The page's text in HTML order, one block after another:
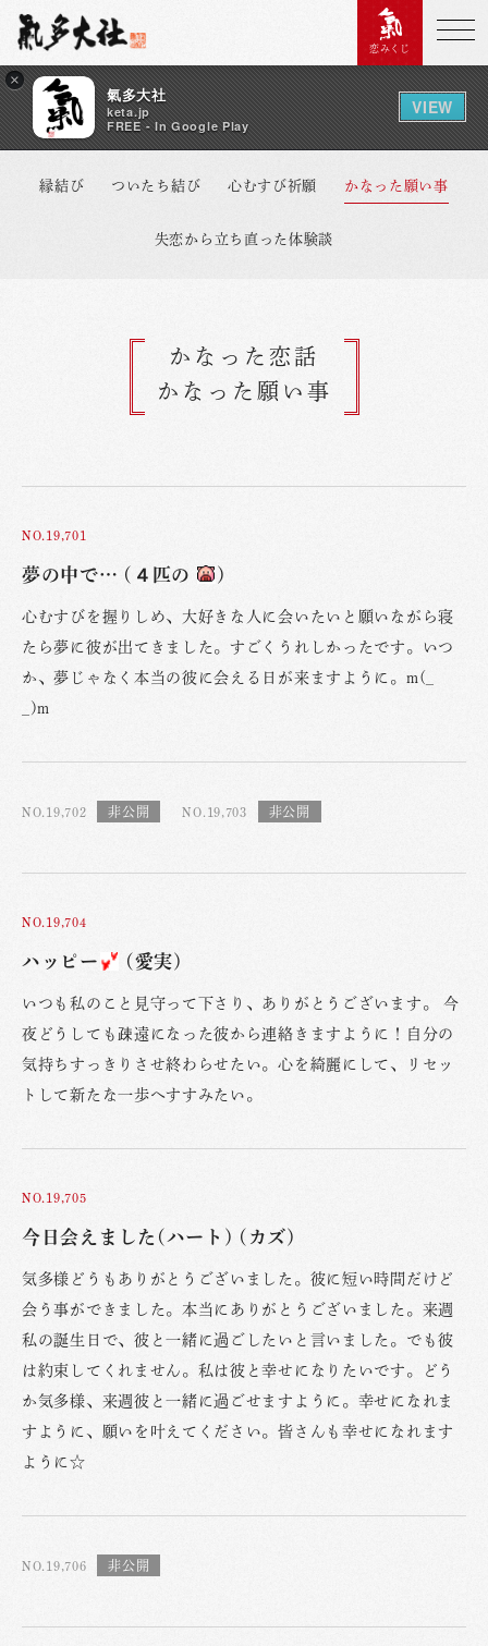
×
氣多大社
keta.jp
FREE - In Google Play
VIEW
恋みくじ
縁結び ついたち結び 心むすび祈願 かなった願い事
失恋から立ち直った体験談
かなった恋話
かなった願い事
NO.19,701
夢の中で… (４匹の )
心むすびを握りしめ、大好きな人に会いたいと願いながら寝
たら夢に彼が出てきました。すごくうれしかったです。いつ
か、夢じゃなく本当の彼に会える日が来ますように。m(_
_)m
NO.19,702 NO.19,703
NO.19,704
ハッピー (愛実)
いつも私のこと見守って下さり、ありがとうございます。 今
夜どうしても疎遠になった彼から連絡きますように！自分の
気持ちすっきりさせ終わらせたい。心を綺麗にして、リセッ
トして新たな一歩へすすみたい。
NO.19,705
今日会えました(ハート) (カズ)
気多様どうもありがとうございました。彼に短い時間だけど
会う事ができました。本当にありがとうございました。来週
私の誕生日で、彼と一緒に過ごしたいと言いました。でも彼
は約束してくれません。私は彼と幸せになりたいです。どう
か気多様、来週彼と一緒に過ごせますように。幸せになれま
すように、願いを叶えてください。皆さんも幸せになれます
ように☆
NO.19,706